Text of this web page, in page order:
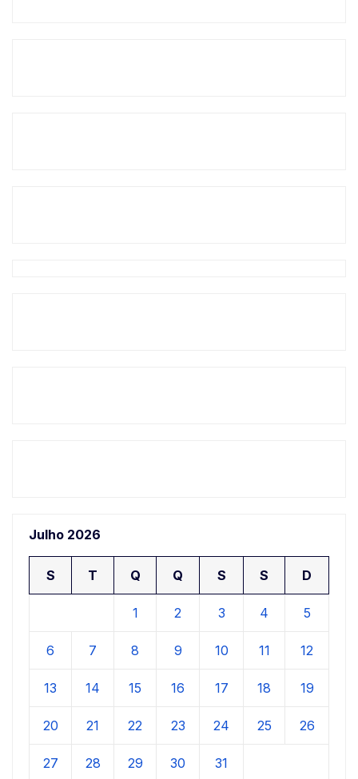
Julho 2026
S T Q Q S S D
1 2 3 4 5
6 7 8 9 10 11 12
13 14 15 16 17 18 19
20 21 22 23 24 25 26
27 28 29 30 31